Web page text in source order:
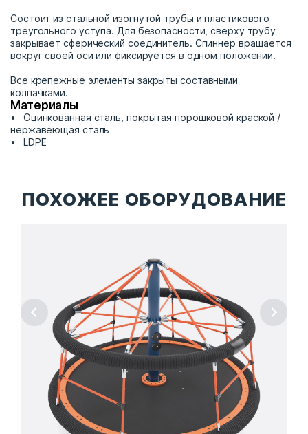
Состоит из стальной изогнутой трубы и пластикового
треугольного уступа. Для безопасности, сверху трубу
закрывает сферический соединитель. Спиннер вращается
вокруг своей оси или фиксируется в одном положении.
Все крепежные элементы закрыты составными
колпачками.
Материалы
Оцинкованная сталь, покрытая порошковой краской /
нержавеющая сталь
LDPE
ПОХОЖЕЕ ОБОРУДОВАНИЕ